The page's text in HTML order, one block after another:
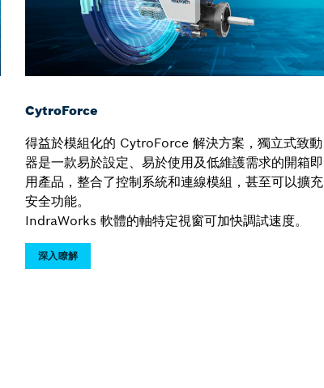
CytroForce
得益於模組化的 CytroForce 解決方案，獨立式致動
器是一款易於設定、易於使用及低維護需求的開箱即
用產品，整合了控制系統和連線模組，甚至可以擴充
安全功能。
IndraWorks 軟體的軸特定視窗可加快調試速度。
深入瞭解